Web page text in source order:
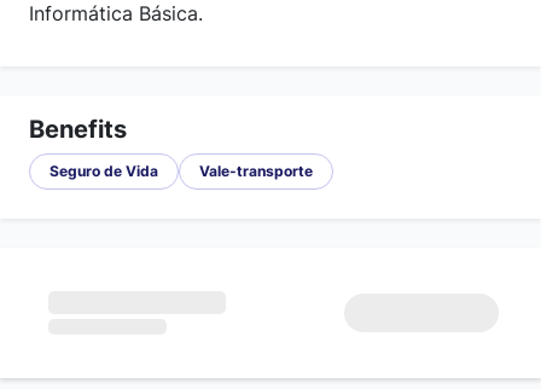
Informática Básica.
Benefits
Seguro de Vida Vale-transporte